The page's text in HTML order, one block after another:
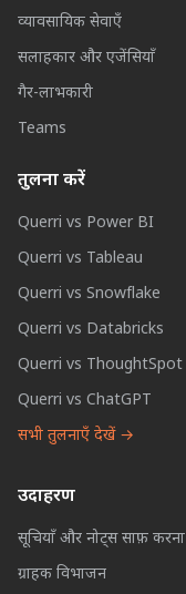
व्यावसायिक सेवाएँ
सलाहकार और एजेंसियाँ
गैर-लाभकारी
Teams
तुलना करें
Querri vs Power BI
Querri vs Tableau
Querri vs Snowflake
Querri vs Databricks
Querri vs ThoughtSpot
Querri vs ChatGPT
सभी तुलनाएँ देखें →
उदाहरण
सूचियाँ और नोट्स साफ़ करना
ग्राहक विभाजन